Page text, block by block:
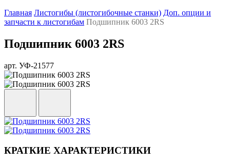
Главная Листогибы (листогибочные станки) Доп. опции и
запчасти к листогибам Подшипник 6003 2RS
Подшипник 6003 2RS
арт. УФ-21577
КРАТКИЕ ХАРАКТЕРИСТИКИ